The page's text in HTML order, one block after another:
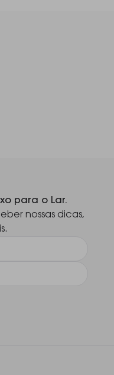
para o Lar.
nossas dicas,